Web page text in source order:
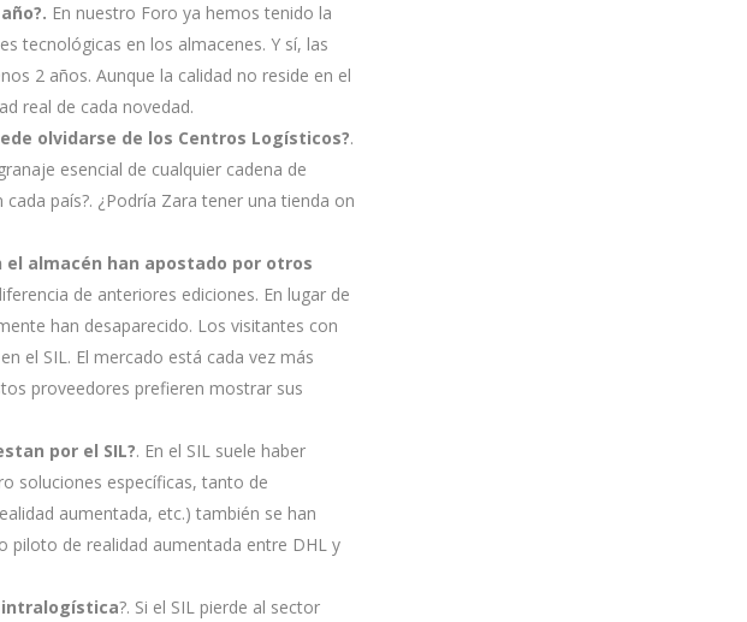
En nuestro Foro ya hemos tenido la
tecnológicas en los almacenes. Y sí, las
2 años. Aunque la calidad no reside en el
real de cada novedad.
olvidarse de los Centros Logísticos?.
esencial de cualquier cadena de
país?. ¿Podría Zara tener una tienda on
el almacén han apostado por otros
de anteriores ediciones. En lugar de
han desaparecido. Los visitantes con
el SIL. El mercado está cada vez más
proveedores prefieren mostrar sus
por el SIL?. En el SIL suele haber
soluciones específicas, tanto de
aumentada, etc.) también se han
piloto de realidad aumentada entre DHL y
intralogística?. Si el SIL pierde al sector